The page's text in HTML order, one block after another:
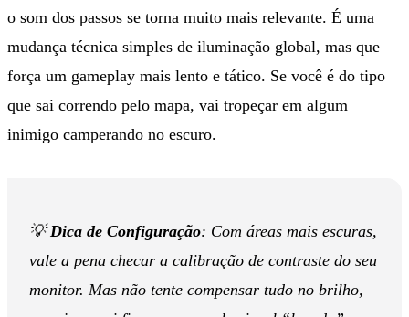
o som dos passos se torna muito mais relevante. É uma
mudança técnica simples de iluminação global, mas que
força um gameplay mais lento e tático. Se você é do tipo
que sai correndo pelo mapa, vai tropeçar em algum
inimigo camperando no escuro.
💡Dica de Configuração: Com áreas mais escuras,
vale a pena checar a calibração de contraste do seu
monitor. Mas não tente compensar tudo no brilho,